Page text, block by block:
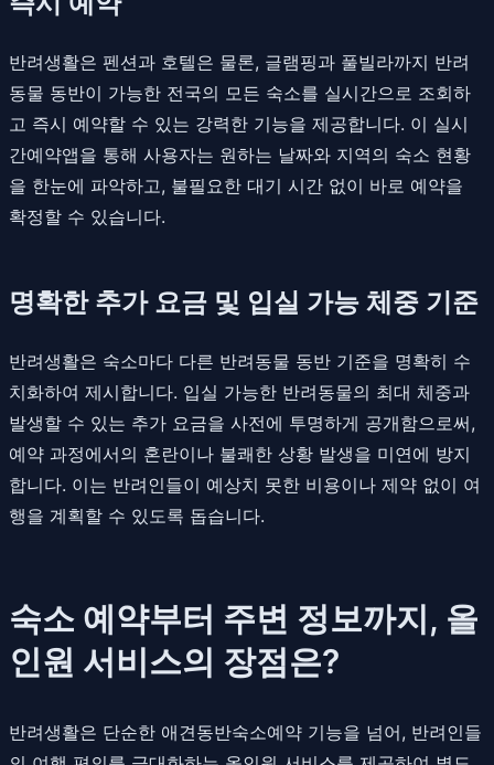
반려생활은 펜션과 호텔은 물론, 글램핑과 풀빌라까지 반려
동물 동반이 가능한 전국의 모든 숙소를 실시간으로 조회하
고 즉시 예약할 수 있는 강력한 기능을 제공합니다. 이 실시
간예약앱을 통해 사용자는 원하는 날짜와 지역의 숙소 현황
을 한눈에 파악하고, 불필요한 대기 시간 없이 바로 예약을
확정할 수 있습니다.
명확한 추가 요금 및 입실 가능 체중 기준
반려생활은 숙소마다 다른 반려동물 동반 기준을 명확히 수
치화하여 제시합니다. 입실 가능한 반려동물의 최대 체중과
발생할 수 있는 추가 요금을 사전에 투명하게 공개함으로써,
예약 과정에서의 혼란이나 불쾌한 상황 발생을 미연에 방지
합니다. 이는 반려인들이 예상치 못한 비용이나 제약 없이 여
행을 계획할 수 있도록 돕습니다.
숙소 예약부터 주변 정보까지, 올
인원 서비스의 장점은?
반려생활은 단순한 애견동반숙소예약 기능을 넘어, 반려인들